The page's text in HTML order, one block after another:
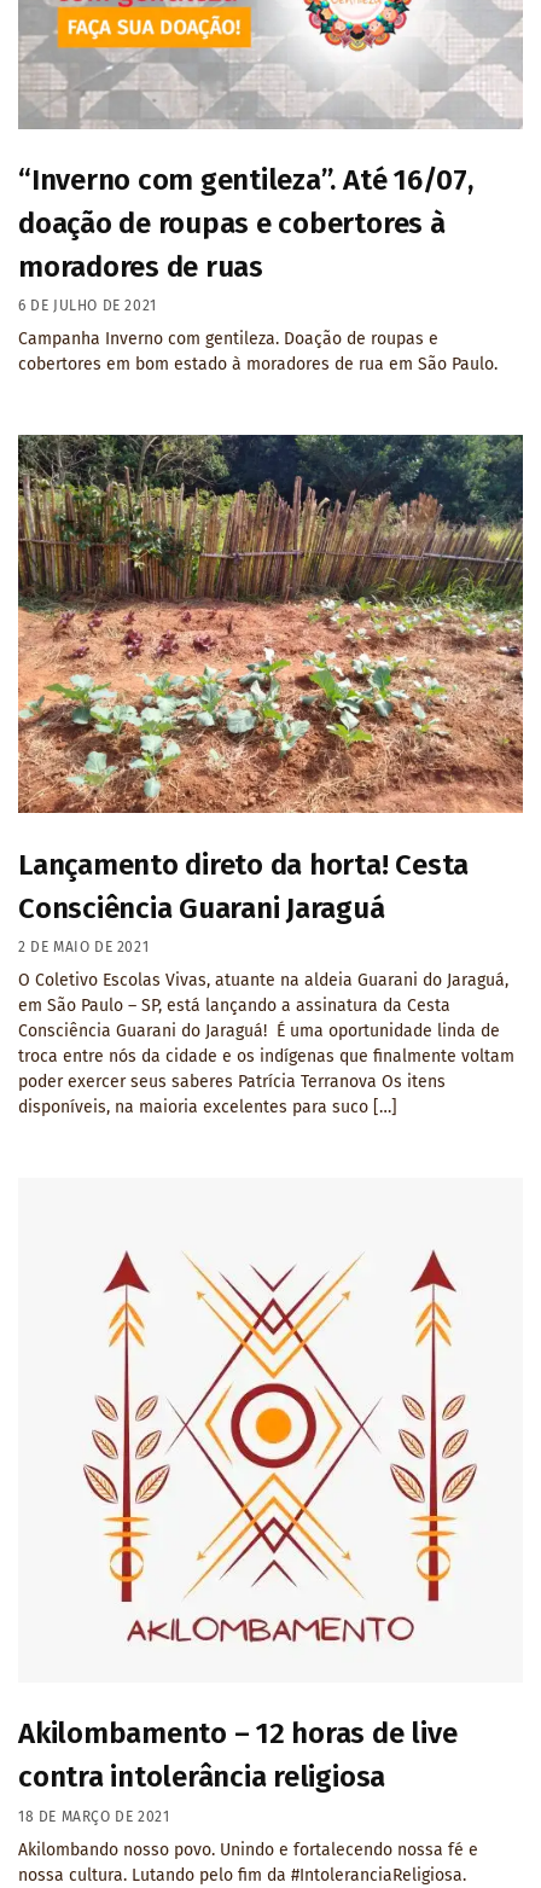
“Inverno com gentileza”. Até 16/07,
doação de roupas e cobertores à
moradores de ruas
6 DE JULHO DE 2021
Campanha Inverno com gentileza. Doação de roupas e
cobertores em bom estado à moradores de rua em São Paulo.
Lançamento direto da horta! Cesta
Consciência Guarani Jaraguá
2 DE MAIO DE 2021
O Coletivo Escolas Vivas, atuante na aldeia Guarani do Jaraguá,
em São Paulo – SP, está lançando a assinatura da Cesta
Consciência Guarani do Jaraguá! É uma oportunidade linda de
troca entre nós da cidade e os indígenas que finalmente voltam
poder exercer seus saberes Patrícia Terranova Os itens
disponíveis, na maioria excelentes para suco […]
Akilombamento – 12 horas de live
contra intolerância religiosa
18 DE MARÇO DE 2021
Akilombando nosso povo. Unindo e fortalecendo nossa fé e
nossa cultura. Lutando pelo fim da #IntoleranciaReligiosa.